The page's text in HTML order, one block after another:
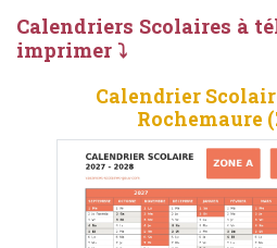
Calendriers Scolaires à
imprimer ⤵
Calendrier
Rochemaure